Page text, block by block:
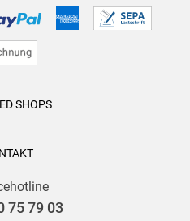
SHOPS
75 79 03